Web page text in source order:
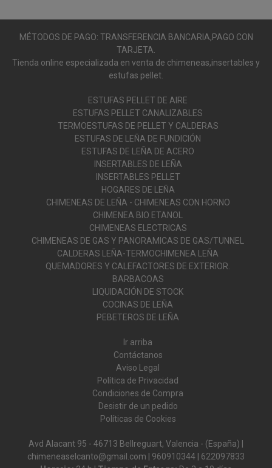
MÉTODOS DE PAGO: TRANSFERENCIA BANCARIA,PAGO CON
TARJETA.
Tienda online especializada en venta de chimeneas,insertables y
estufas pellet.
ESTUFAS PELLET DE AIRE
ESTUFAS PELLET CANALIZABLES
TERMOESTUFAS DE PELLET Y CALDERAS
ESTUFAS DE LEÑA DE FUNDICIÓN
ESTUFAS DE LEÑA DE ACERO
INSERTABLES DE LEÑA
INSERTABLES PELLET
HOGARES DE LEÑA
CHIMENEAS DE LEÑA - CHIMENEAS CON HORNO
CHIMENEA BIO ETANOL
CHIMENEAS ELECTRICAS
CHIMENEAS DE GAS Y PANORAMICAS DE GAS/TUNNEL
CALDERAS LEÑA-TERMOCHIMENEA LEÑA
QUEMADORES Y CALEFACTORES DE EXTERIOR.
BARBACOAS
LIQUIDACIÓN DE STOCK
COCINAS DE LEÑA
PEBETEROS DE LEÑA
Ir arriba
Contáctanos
Aviso Legal
Política de Privacidad
Condiciones de Compra
Desistir de un pedido
Políticas de Cookies
Avd Alacant 95 - 46713 Bellreguart, Valencia - (España) |
chimeneaselcanto@gmail.com | 960910344
622097833